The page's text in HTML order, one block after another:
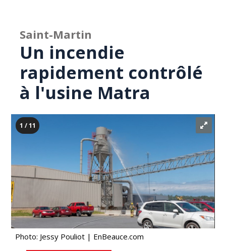
Saint-Martin
Un incendie
rapidement contrôlé
à l'usine Matra
1 / 11
Photo: Jessy Pouliot | EnBeauce.com